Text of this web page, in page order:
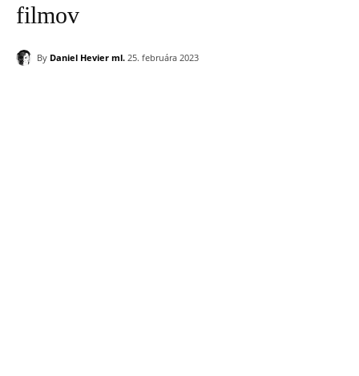
filmov
By Daniel Hevier ml. 25. februára 2023